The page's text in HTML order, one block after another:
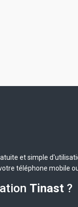
et simple
téléphone mobile
Tinast ?